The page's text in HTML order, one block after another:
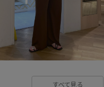
スト
タッ
すべて見る